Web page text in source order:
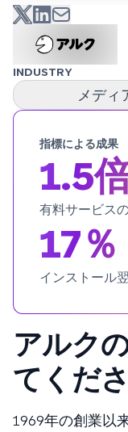
INDUSTRY
メディ
指標による成果
1.5
有料サービス
17％
インストール
アルク
てくださ
1969年の創業以